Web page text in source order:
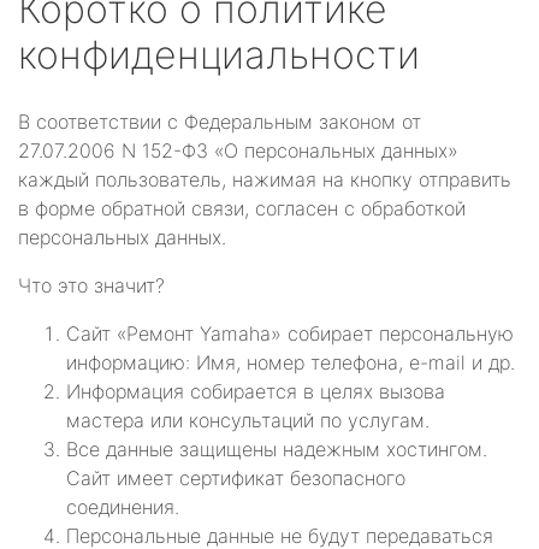
конфиденциальности
В соответствии с Федеральным законом от
27.07.2006 N 152-ФЗ «О персональных данных»
каждый пользователь, нажимая на кнопку отправить
в форме обратной связи, согласен с обработкой
персональных данных.
Что это значит?
Сайт «Ремонт Yamaha» собирает персональную
информацию: Имя, номер телефона, e-mail и др.
Информация собирается в целях вызова
мастера или консультаций по услугам.
Все данные защищены надежным хостингом.
Сайт имеет сертификат безопасного
соединения.
Персональные данные не будут передаваться